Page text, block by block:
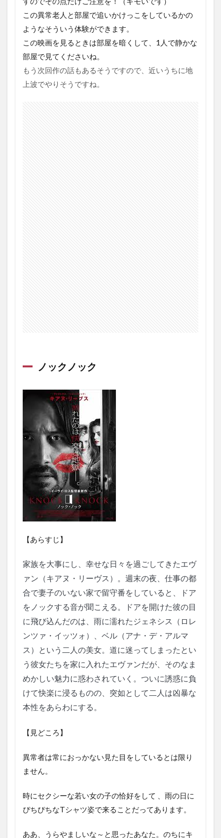
この異常老人と部屋で追いかけっこをしているかの
ようなそういう体験ができます。
この映画を見るときは部屋を暗くして、1人で静かな
部屋で見てくださいね。
もう次回作の話もあるそうですので、近いうちに地
上波でやりそうですね。
ノックノック
【あらすじ】
家族を大事にし、幸せな日々を過ごしてきたエヴ
ァン（キアヌ・リーヴス）。週末の夜、仕事の都
合で妻子のいない家で留守番をしていると、ドア
をノックする音が聞こえる。ドアを開けた彼の目
に飛び込んだのは、雨に濡れたジェネシス（ロレ
ンツァ・イッツォ）、ベル（アナ・デ・アルマ
ス）という二人の美女。道に迷ってしまったとい
う彼女たちを家に入れたエヴァンだが、そのなま
めかしい魅力に惑わされていく。ついに誘惑に負
けて快楽に浸るものの、突如として二人は凶暴な
本性をあらわにする。
【見どころ】
異常者は常におっかない見た目をしているとは限り
ません。
時にセクシーな若い女の子の恰好をして 、雨の日に
ぴちぴちなTシャツ姿で来ることだってあります。
ああ、うらやましいな～と思ったあなた。のちにキ